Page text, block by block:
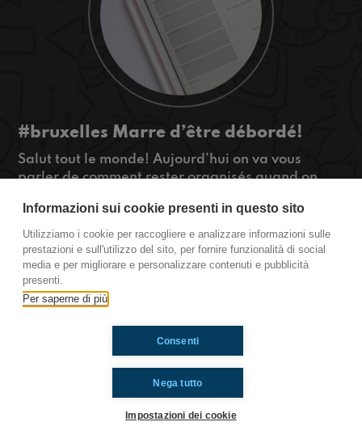
#bruxelles Marre d’être débordé!
Salut tout le monde! Aujourd’hui on va vous
parler de comment rester organisés quand on
avantages à parler plusieurs langues et des
animes à regarder absolument, donc écoutez
pour en savoir plus!
#ToiAussi www.radioimmaginaria.it
Informazioni sui cookie presenti in questo sito
Utilizziamo i cookie per raccogliere e analizzare informazioni sulle
prestazioni e sull'utilizzo del sito, per fornire funzionalità di social
media e per migliorare e personalizzare contenuti e pubblicità
presenti.
Per saperne di più
Nega tutto
Consenti
Impostazioni dei cookie